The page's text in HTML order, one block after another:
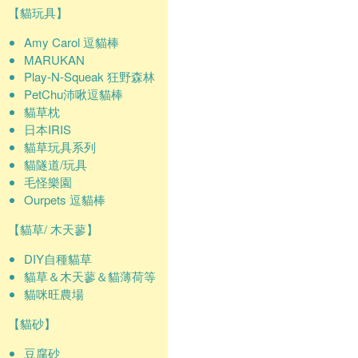
【貓玩具】
Amy Carol 逗貓棒
MARUKAN
Play-N-Squeak 狂野森林
PetChu沛啾逗貓棒
貓草枕
日本IRIS
貓草玩具系列
貓隧道/玩具
毛怪樂園
Ourpets 逗貓棒
【貓草/ 木天蓼】
DIY自種貓草
貓草＆木天蓼＆貓薄荷等
貓咪旺農場
【貓砂】
豆腐砂